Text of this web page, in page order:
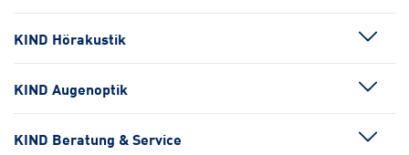
KIND Hörakustik
KIND Augenoptik
KIND Beratung & Service